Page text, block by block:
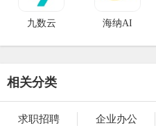
九数云 海纳AI
相关分类
求职招聘 企业办公